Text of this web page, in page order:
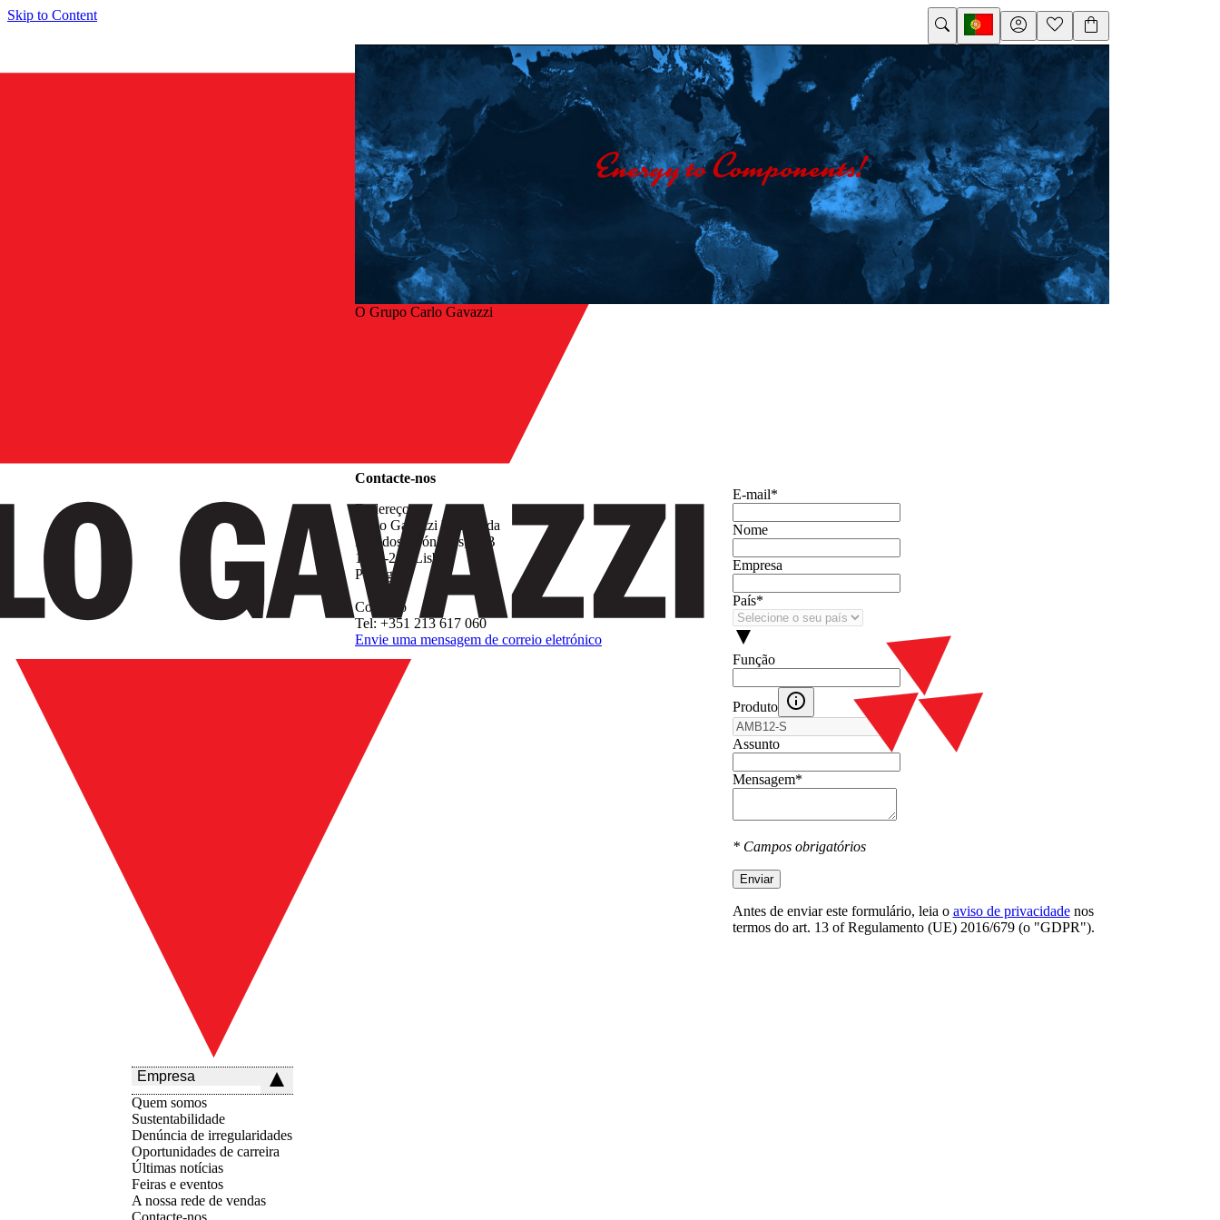
Skip to Content
Empresa
Quem somos
Sustentabilidade
Denúncia de irregularidades
Oportunidades de carreira
Últimas notícias
Feiras e eventos
A nossa rede de vendas
Contacte-nos
O Grupo Carlo Gavazzi
Contacte-nos
Endereço
Carlo Gavazzi Unip. Lda
Rua dos Jerónimos, 38B
1400-212 Lisboa
Portugal
Contacto
Tel: +351 213 617 060
Envie uma mensagem de correio eletrónico
E‑mail*
Nome
Empresa
País*
Função
Produto
Assunto
Mensagem*
* Campos obrigatórios
Enviar
Antes de enviar este formulário, leia o aviso de privacidadenos
termos do art. 13 оf Regulamento (UE) 2016/679 (o "GDPR").